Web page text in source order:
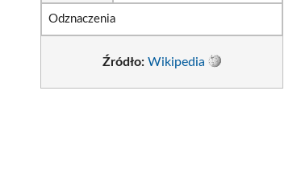
Odznaczenia
Źródło: Wikipedia